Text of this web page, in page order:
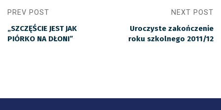
PREV POST
„SZCZĘŚCIE JEST JAK
PIÓRKO NA DŁONI”
NEXT POST
Uroczyste zakończenie
roku szkolnego 2011/12